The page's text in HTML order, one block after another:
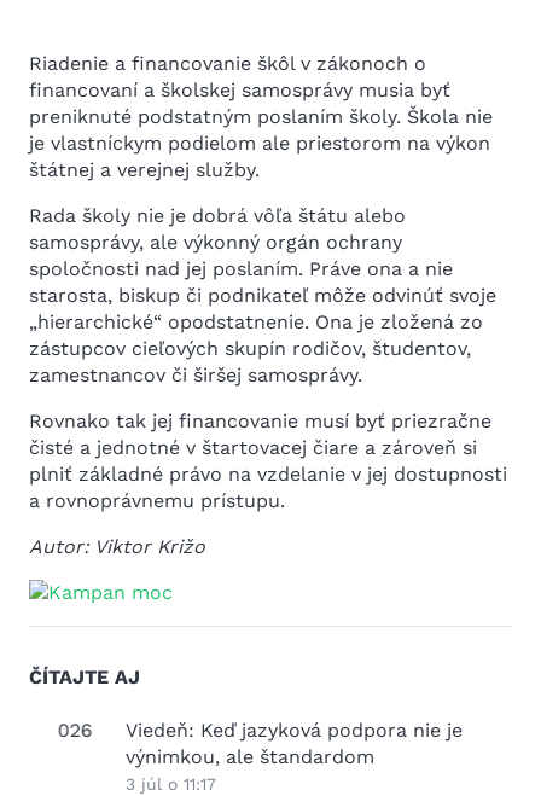
Riadenie a financovanie škôl v zákonoch o
financovaní a školskej samosprávy musia byť
preniknuté podstatným poslaním školy. Škola nie
je vlastníckym podielom ale priestorom na výkon
štátnej a verejnej služby.
Rada školy nie je dobrá vôľa štátu alebo
samosprávy, ale výkonný orgán ochrany
spoločnosti nad jej poslaním. Práve ona a nie
starosta, biskup či podnikateľ môže odvinúť svoje
„hierarchické“ opodstatnenie. Ona je zložená zo
zástupcov cieľových skupín rodičov, študentov,
zamestnancov či širšej samosprávy.
Rovnako tak jej financovanie musí byť priezračne
čisté a jednotné v štartovacej čiare a zároveň si
plniť základné právo na vzdelanie v jej dostupnosti
a rovnoprávnemu prístupu.
Autor: Viktor Križo
ČÍTAJTE AJ
Viedeň: Keď jazyková podpora nie je
výnimkou, ale štandardom
3 júl o 11:17